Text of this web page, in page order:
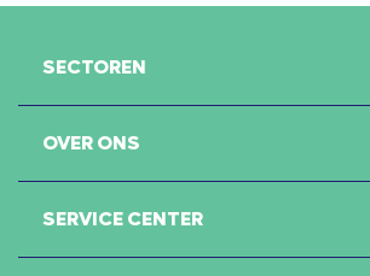
SECTOREN
OVER ONS
SERVICE CENTER